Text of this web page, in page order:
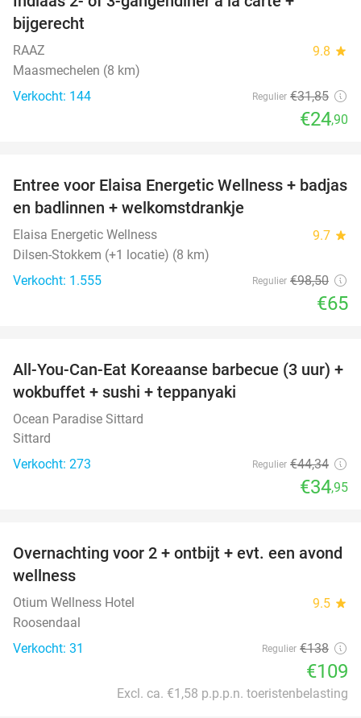
bijgerecht
RAAZ 9.8 star
Maasmechelen (8 km)
Verkocht: 144
Regulier €31,85
€24,90
34%
Entree voor Elaisa Energetic Wellness + badjas
en badlinnen + welkomstdrankje
Elaisa Energetic Wellness 9.7 star
Dilsen-Stokkem (+1 locatie) (8 km)
Verkocht: 1.555
Regulier €98,50
€65
21%
All-You-Can-Eat Koreaanse barbecue (3 uur) +
wokbuffet + sushi + teppanyaki
Ocean Paradise Sittard
Sittard
Verkocht: 273
Regulier €44,34
€34,95
21%
Overnachting voor 2 + ontbijt + evt. een avond
wellness
Otium Wellness Hotel 9.5 star
Roosendaal
Verkocht: 31
Regulier €138
€109
Excl. ca. €1,58 p.p.p.n. toeristenbelasting